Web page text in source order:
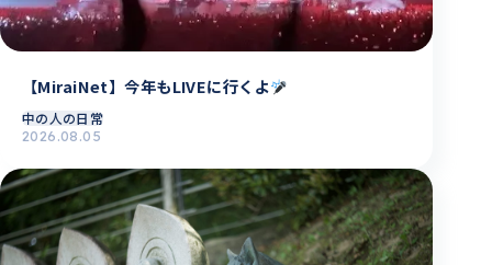
【MiraiNet】今年もLIVEに行くよ
中の人の日常
2026.08.05